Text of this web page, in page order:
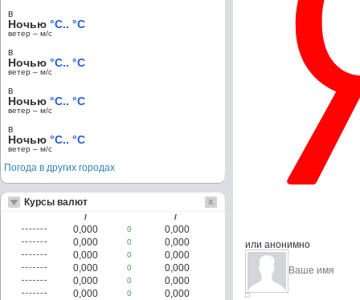
или анонимно
в
Ночью °C.. °C
ветер – м/c
в
Ночью °C.. °C
ветер – м/c
в
Ночью °C.. °C
ветер – м/c
в
Ночью °C.. °C
ветер – м/c
Погода в других городах
Курсы валют
/ /
0,000 0
0,000
0,000
0
0,000
0,000
0
0,000
0,000
0
0,000
0,000
0
0,000
0,000
0
0,000